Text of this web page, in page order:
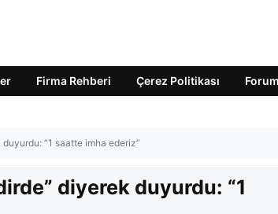
Firma Rehberi Çerez Politikası Forum
duyurdu: “1 saatte imha ederiz”
diyerek duyurdu: “1